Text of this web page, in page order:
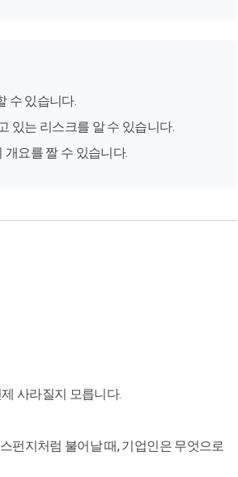
수 있습니다.
있는 리스크를 알 수 있습니다.
요를 짤 수 있습니다.
사라질지 모릅니다.
펀지처럼 불어날 때, 기업인은 무엇으로